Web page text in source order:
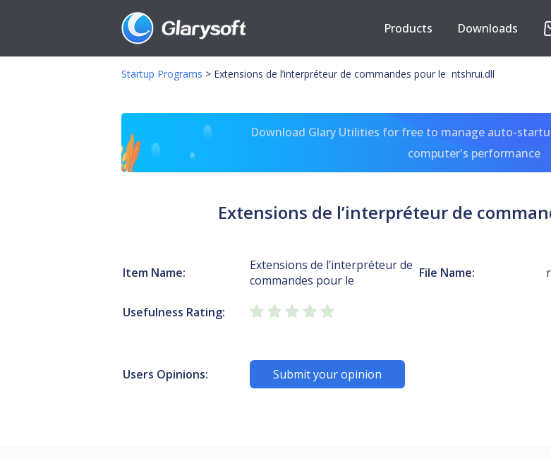
Products Downloads
Startup Programs > Extensions de l’interpréteur de commandes pour le ntshrui.dll
Download Glary Utilities for free to manage auto-
computer's performance
Extensions de l’interpréteur de
Item Name:
Extensions de l’interpréteur de
commandes pour le
File Name:
Usefulness Rating:
Users Opinions: Submit your opinion